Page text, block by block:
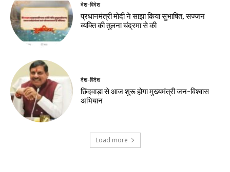
नवीनतम लेख
को मिली अनुमति
डीपीएल: आर्यन गौर के 91 रन, पुरानी दिल्ली 6 की